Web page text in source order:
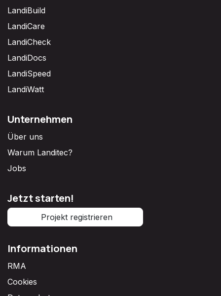
LandiBuild
LandiCare
LandiCheck
LandiDocs
LandiSpeed
LandiWatt
Unternehmen
Über uns
Warum Landitec?
Jobs
Jetzt starten!
Projekt registrieren
Informationen
RMA
Cookies